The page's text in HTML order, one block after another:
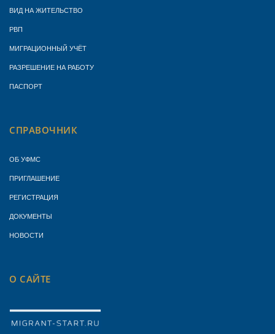
ВИД НА ЖИТЕЛЬСТВО
РВП
МИГРАЦИОННЫЙ УЧЁТ
РАЗРЕШЕНИЕ НА РАБОТУ
ПАСПОРТ
СПРАВОЧНИК
ОБ УФМС
ПРИГЛАШЕНИЕ
РЕГИСТРАЦИЯ
ДОКУМЕНТЫ
НОВОСТИ
О САЙТЕ